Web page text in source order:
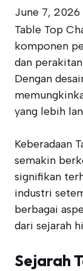
June 7, 2026
Table Top
komponen
dan
Dengan
yang lebih
Keberadaan
semakin
signifikan
industri
berbagai
dari sejarah
Sejarah